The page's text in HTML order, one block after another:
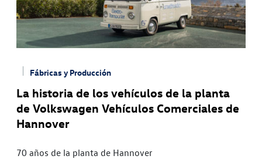
Fábricas y Producción
La historia de los vehículos de la planta
de Volkswagen Vehículos Comerciales de
Hannover
70 años de la planta de Hannover